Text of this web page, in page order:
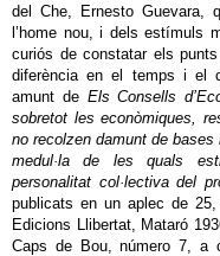
del Che, Ernesto Guevara,
l’home nou, i dels estímuls
curiós de constatar els
diferència en el temps i el
amunt de Els Consells
sobretot les econòmiques,
no recolzen damunt de
medul·la de les quals
personalitat col·lectiva del
publicats en un aplec de
Edicions Llibertat, Mataró
Caps de Bou, número 7, a